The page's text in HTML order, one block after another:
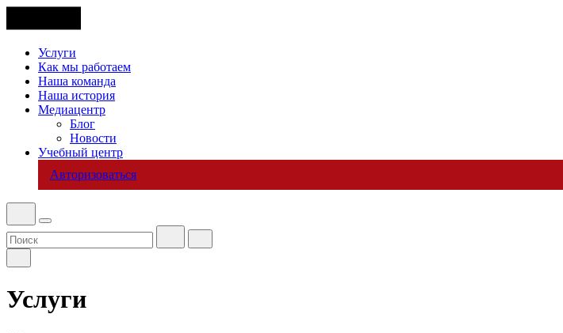
Услуги
Как мы работаем
Наша команда
Наша история
Медиацентр
Блог
Новости
Учебный центр
Авторизоваться
Услуги